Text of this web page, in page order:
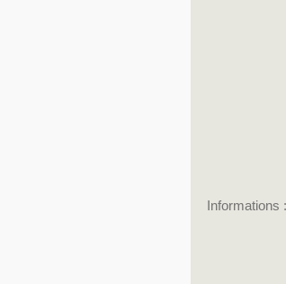
Informations :